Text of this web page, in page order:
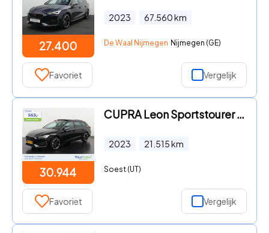
27.400
2023 67.560km
De Waal Nijmegen Nijmegen (GE)
Favoriet Vergelijk
30.944
CUPRA Leon Sportstourer - 1.5 eTSI | All-in 563, - Private Lease | Direct uit voorraad
2023 21.515km
Soest (UT)
Favoriet Vergelijk